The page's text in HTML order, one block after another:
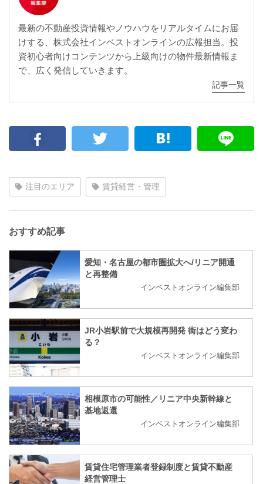
最新の不動産投資情報やノウハウをリアルタイムにお届
けする、株式会社インベストオンラインの広報担当。投
資初心者向けコンテンツから上級向けの物件最新情報ま
で、広く発信していきます。
記事一覧
注目のエリア 賃貸経営・管理
おすすめ記事
愛知・名古屋の都市圏拡大へ/リニア開通
と再整備
インベストオンライン編集部
JR小岩駅前で大規模再開発 街はどう変わ
る？
インベストオンライン編集部
相模原市の可能性／リニア中央新幹線と
基地返還
インベストオンライン編集部
賃貸住宅管理業者登録制度と賃貸不動産
経営管理士